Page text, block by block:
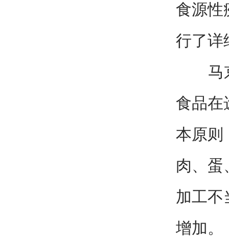
食源性
行了详
马京
食品在
本原则
肉、蛋
加工不
增加。